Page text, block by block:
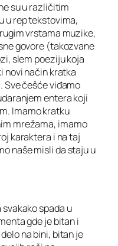
su u različitim
u rep tekstovima,
vrstama muzike,
govore (takozvane
slem poeziju koja
novi način kratka
češće viđamo
entera koji
Imamo kratku
mrežama, imamo
karaktera i na taj
naše misli da staju u
spada u
gde je bitan i
na bini, bitan je